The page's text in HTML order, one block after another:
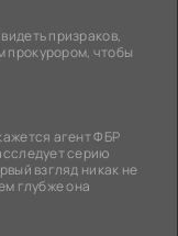
призраков,
прокурором, чтобы
агент ФБР
серию
взгляд никак не
глубже она